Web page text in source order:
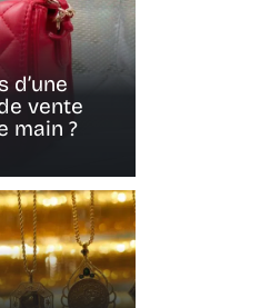
d’une
vente
main ?